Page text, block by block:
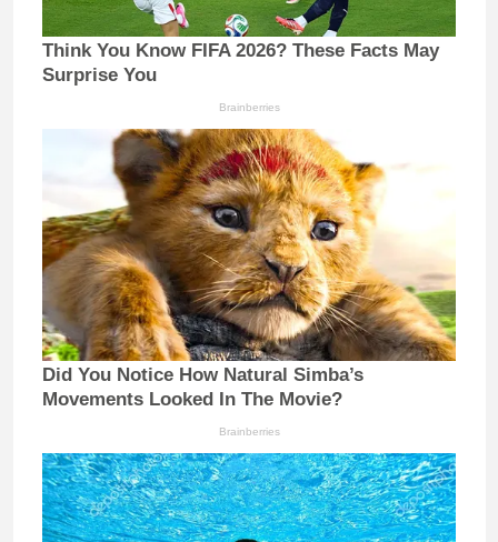
Think You Know FIFA 2026? These Facts May
Surprise You
Brainberries
Did You Notice How Natural Simba’s
Movements Looked In The Movie?
Brainberries